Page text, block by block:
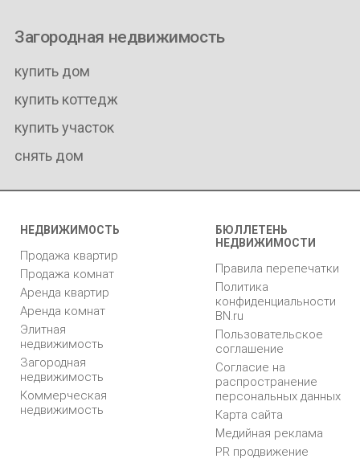
Загородная недвижимость
купить дом
купить коттедж
купить участок
снять дом
НЕДВИЖИМОСТЬ
Продажа квартир
Продажа комнат
Аренда квартир
Аренда комнат
Элитная
недвижимость
Загородная
недвижимость
Коммерческая
недвижимость
БЮЛЛЕТЕНЬ
НЕДВИЖИМОСТИ
Правила перепечатки
Политика
конфиденциальности
BN.ru
Пользовательское
соглашение
Согласие на
распространение
персональных данных
Карта сайта
Медийная реклама
PR продвижение